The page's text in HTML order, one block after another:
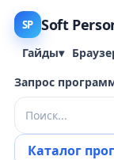
SP Soft
Гайды▾
Запрос
Каталог